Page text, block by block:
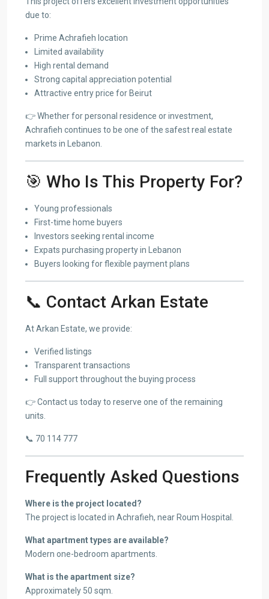
due to:
Prime Achrafieh location
Limited availability
High rental demand
Strong capital appreciation potential
Attractive entry price for Beirut
👉 Whether for personal residence or investment,
Achrafieh continues to be one of the safest real estate
markets in Lebanon.
🎯 Who Is This Property For?
Young professionals
First-time home buyers
Investors seeking rental income
Expats purchasing property in Lebanon
Buyers looking for flexible payment plans
📞 Contact Arkan Estate
At Arkan Estate, we provide:
Verified listings
Transparent transactions
Full support throughout the buying process
👉 Contact us today to reserve one of the remaining
units.
📞 70 114 777
Frequently Asked Questions
Where is the project located?
The project is located in Achrafieh, near Roum Hospital.
What apartment types are available?
Modern one-bedroom apartments.
What is the apartment size?
Approximately 50 sqm.